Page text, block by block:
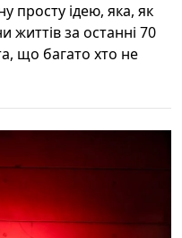
просту ідею, яка, як
життів за останні 70
що багато хто не